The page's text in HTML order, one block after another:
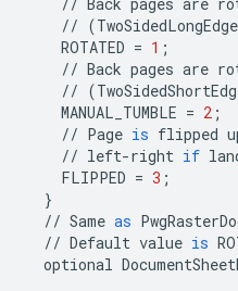
// (TwoSidedLongEdge
ROTATED = 1 ;
// Back pages are
// (
MANUAL_TUMBLE = 2 ;
// Page is flipped
// left-right if
FLIPPED = 3 ;
}
// Same as
// Default value is
optional